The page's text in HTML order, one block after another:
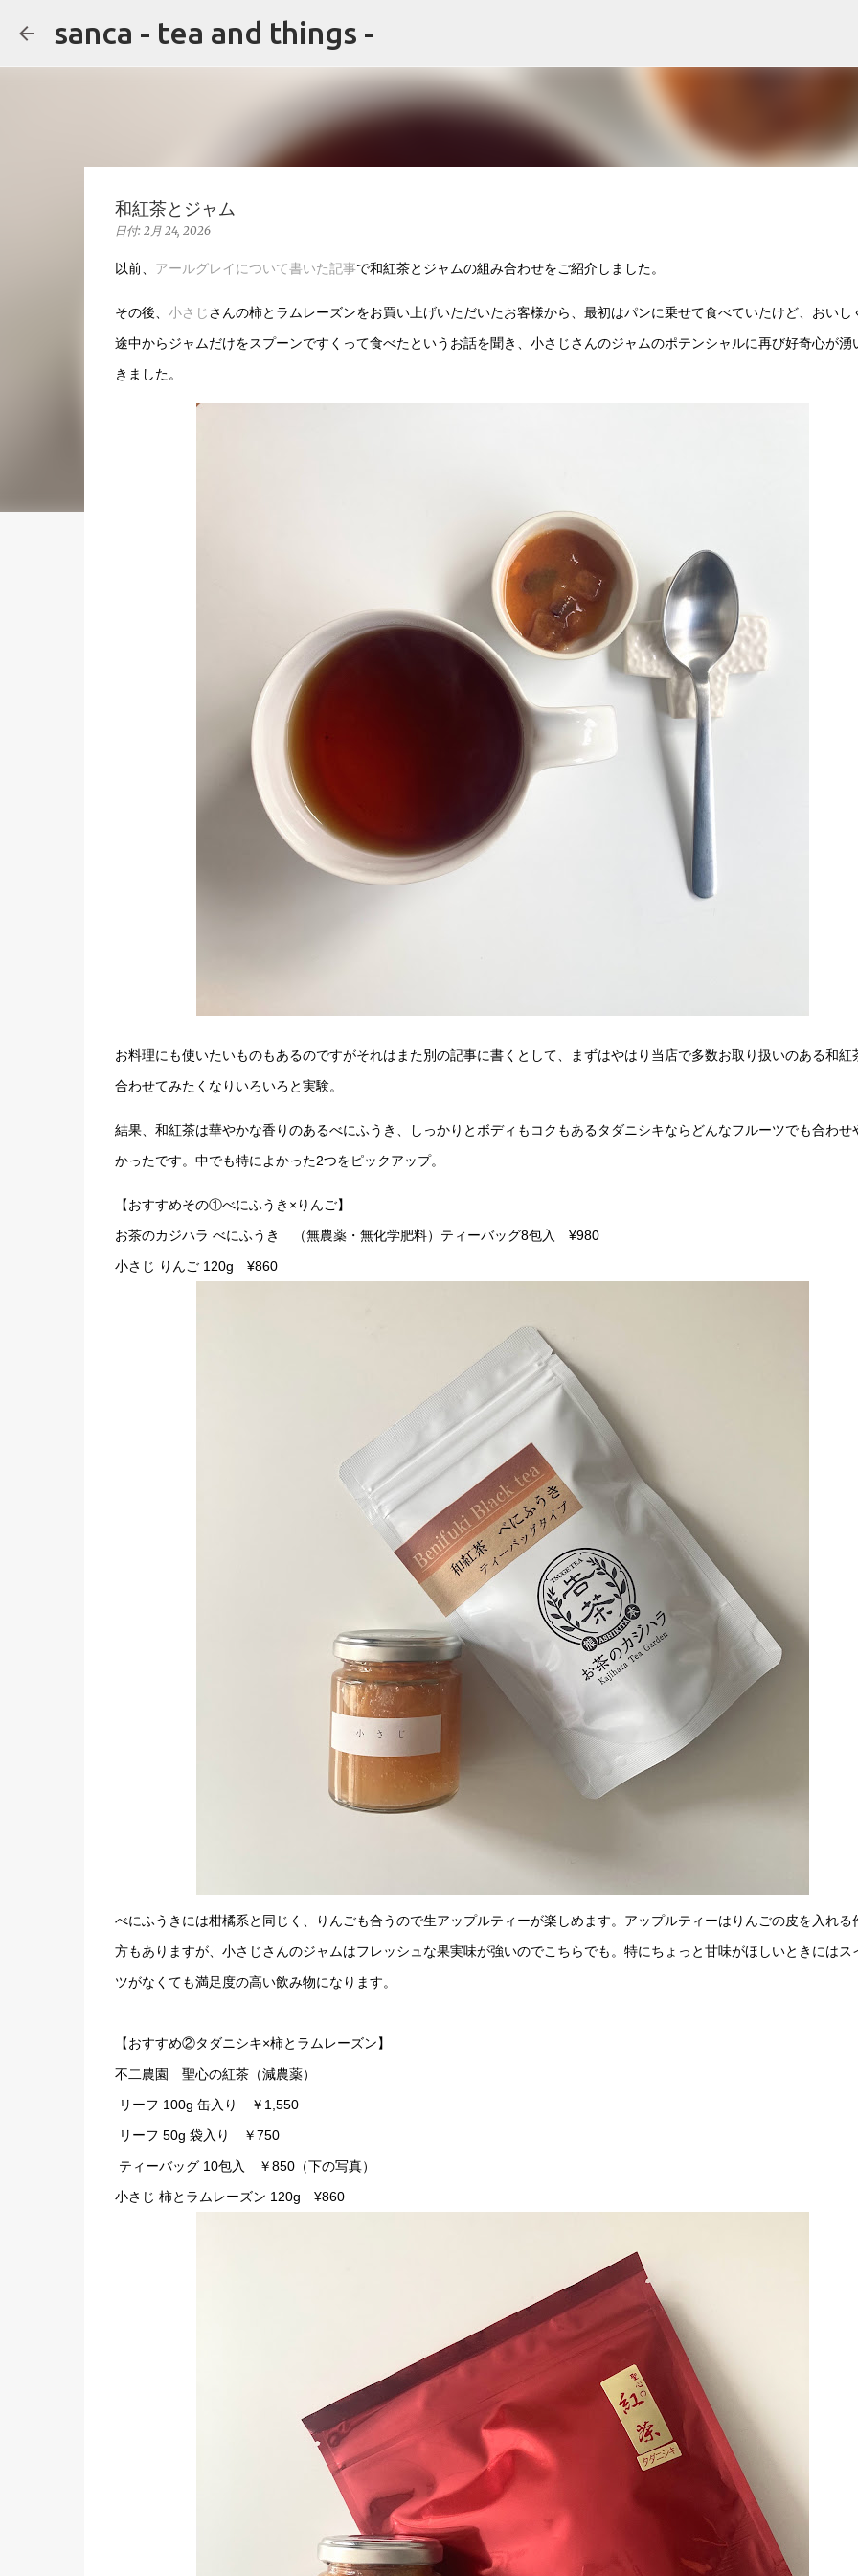
sanca - tea and things -
和紅茶とジャム
日付: 2月 24, 2026
以前、 アールグレイについて書いた記事で和紅茶とジャムの組み合わせをご紹介しました。
その後、 小さじさんの柿とラムレーズンをお買い上げいただいたお客様から、最初はパンに乗せて食べていたけど、おいし
途中からジャムだけをスプーンですくって食べたというお話を聞き、小さじさんのジャムのポテンシャルに再び好奇心が湧
きました。
お料理にも使いたいものもあるのですがそれはまた別の記事に書くとして、まずはやはり当店で多数お取り扱いのある和紅
合わせてみたくなりいろいろと実験。
結果、和紅茶は華やかな香りのあるべにふうき、しっかりとボディもコクもあるタダニシキならどんなフルーツでも合わせ
かったです。中でも特によかった2つをピックアップ。
【おすすめその①べにふうき×りんご】
お茶のカジハラ べにふうき （無農薬・無化学肥料）ティーバッグ8包入 ¥980
小さじ りんご 120g ¥860
べにふうきには柑橘系と同じく、りんごも合うので生アップルティーが楽しめます。アップルティーはりんごの皮を入れる
方もありますが、小さじさんのジャムはフレッシュな果実味が強いのでこちらでも。特にちょっと甘味がほしいときにはス
ツがなくても満足度の高い飲み物になります。
【おすすめ②タダニシキ×柿とラムレーズン】
不二農園 聖心の紅茶（減農薬）
リーフ 100g 缶入り ￥1,550
リーフ 50g 袋入り ￥750
ティーバッグ 10包入 ￥850（下の写真）
小さじ 柿とラムレーズン 120g ¥860